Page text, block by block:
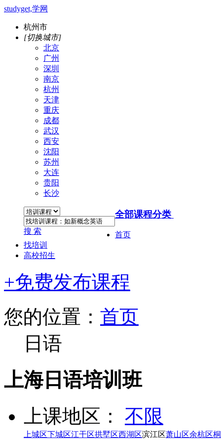
studyget,学网
杭州市
[切换城市]
北京
广州
深圳
南京
杭州
天津
重庆
成都
武汉
西安
沈阳
苏州
大连
贵阳
长沙
搜 索
全部课程分类
首页
找培训
高校招生
+免费发布课程
您的位置： 首页
日语
上海日语培训班
上课地区： 不限
上城区下城区江干区拱墅区西湖区滨江区萧山区余杭区